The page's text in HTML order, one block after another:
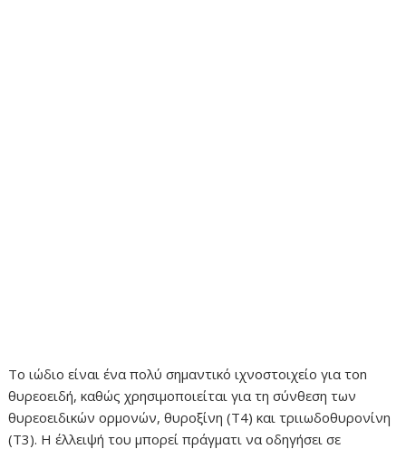
Το ιώδιο είναι ένα πολύ σημαντικό ιχνοστοιχείο για τοn
θυρεοειδή, καθώς χρησιμοποιείται για τη σύνθεση των
θυρεοειδικών ορμονών, θυροξίνη (Τ4) και τριιωδοθυρονίνη
(Τ3). Η έλλειψή του μπορεί πράγματι να οδηγήσει σε